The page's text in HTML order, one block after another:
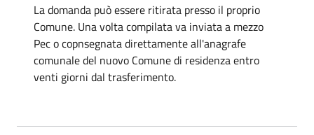
La domanda può essere ritirata presso il proprio
Comune. Una volta compilata va inviata a mezzo
Pec o copnsegnata direttamente all'anagrafe
comunale del nuovo Comune di residenza entro
venti giorni dal trasferimento.